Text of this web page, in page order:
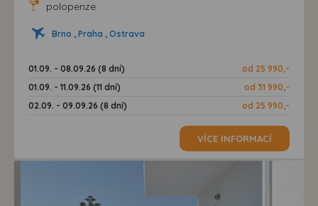
polopenze
Brno , Praha , Ostrava
01.09. - 08.09.26 (8 dní)
od 25 990,-
01.09. - 11.09.26 (11 dní)
od 31 990,-
02.09. - 09.09.26 (8 dní)
od 25 990,-
VÍCE INFORMACÍ